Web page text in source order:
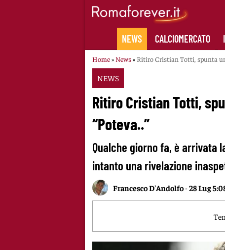
NEWS CALCIOMERCATO
Home» News» Ritiro Cristian Totti, spunta
NEWS
Ritiro Cristian Totti,
“Poteva..”
Qualche giorno fa, è arrivata
intanto una rivelazione
Francesco D'Andolfo-28 Lug